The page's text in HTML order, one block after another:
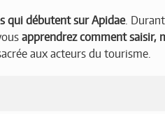
qui débutent sur Apidae.
apprendrez comment saisir,
aux acteurs du tourisme.